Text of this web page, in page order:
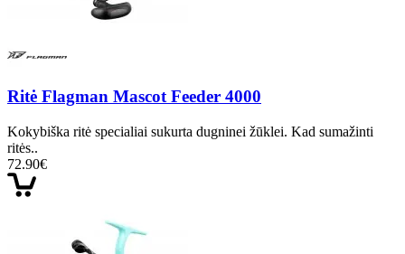
Ritė Flagman Mascot Feeder 4000
Kokybiška ritė specialiai sukurta dugninei žūklei. Kad sumažinti
ritės..
72.90€